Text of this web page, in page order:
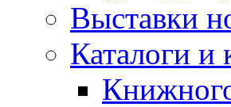
Выставки
Каталоги и